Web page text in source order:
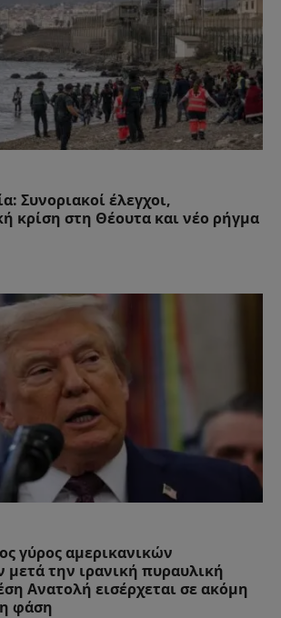
Συνοριακοί έλεγχοι,
κρίση στη Θέουτα και νέο ρήγμα
γύρος αμερικανικών
την ιρανική πυραυλική
Ανατολή εισέρχεται σε ακόμη
φάση